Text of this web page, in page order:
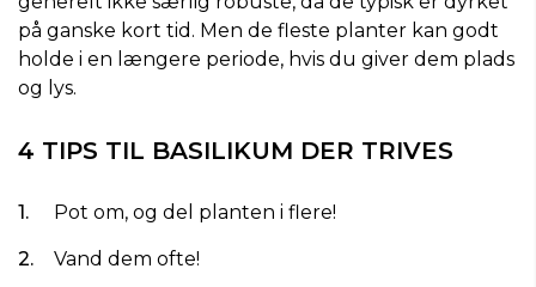
på ganske kort tid. Men de fleste planter kan godt
holde i en længere periode, hvis du giver dem plads
og lys.
4 TIPS TIL BASILIKUM DER TRIVES
Pot om, og del planten i flere!
Vand dem ofte!